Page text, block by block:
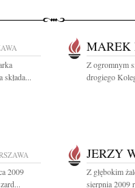
MAREK
Z ogromnym
drogiego
2009
JERZY
Z głębokim
sierpnia 2009